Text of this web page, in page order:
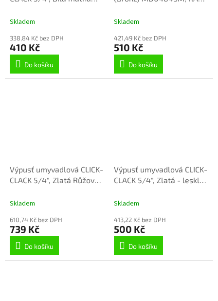
Slezák
Skladem
338,84 Kč bez DPH
410 Kč
Do košíku
Skladem
421,49 Kč bez DPH
510 Kč
Do košíku
Výpusť umyvadlová CLICK-
CLACK 5/4", Zlatá Růžová -
RAV Slezák
Skladem
610,74 Kč bez DPH
739 Kč
Do košíku
Výpusť umyvadlová CLICK-
CLACK 5/4", Zlatá - lesklá
Skladem
413,22 Kč bez DPH
500 Kč
Do košíku